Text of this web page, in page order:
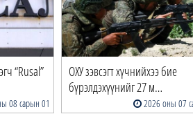
“Rusal”
08 сарын 01
ОХУ зэвсэгт хүчнийхээ бие
бүрэлдэхүүнийг 27 м…
2026 оны 07